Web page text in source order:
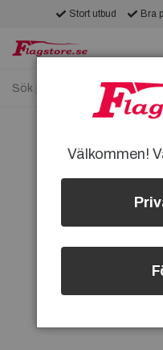
Stort utbud Bra
Välkommen!